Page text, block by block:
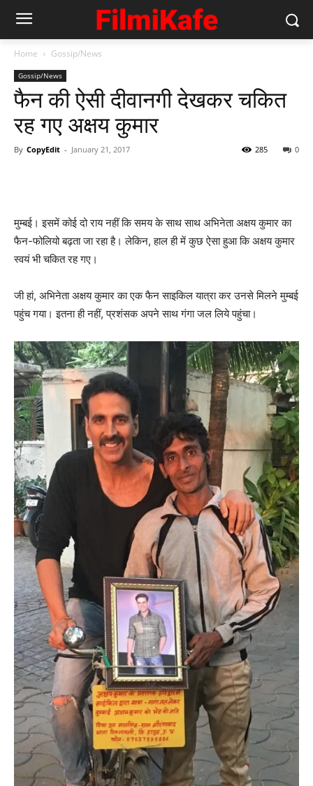
Home Gossip/News
Gossip/News
फैन की ऐसी दीवानगी देखकर चकित
रह गए अक्षय कुमार
By CopyEdit - January 21, 2017 0
285
मुम्‍बई। इसमें कोई दो राय नहीं कि समय के साथ साथ अभिनेता अक्षय कुमार का
फैन-फोलियो बढ़ता जा रहा है। लेकिन, हाल ही में कुछ ऐसा हुआ कि अक्षय कुमार
स्‍वयं भी चकित रह गए।
जी हां, अभिनेता अक्षय कुमार का एक फैन साइकिल यात्रा कर उनसे मिलने मुम्‍बई
पहुंच गया। इतना ही नहीं, प्रशंसक अपने साथ गंगा जल लिये पहुंचा।